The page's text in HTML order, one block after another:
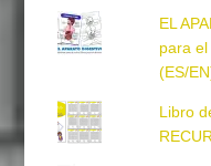
EL
para
(ES/
Libro